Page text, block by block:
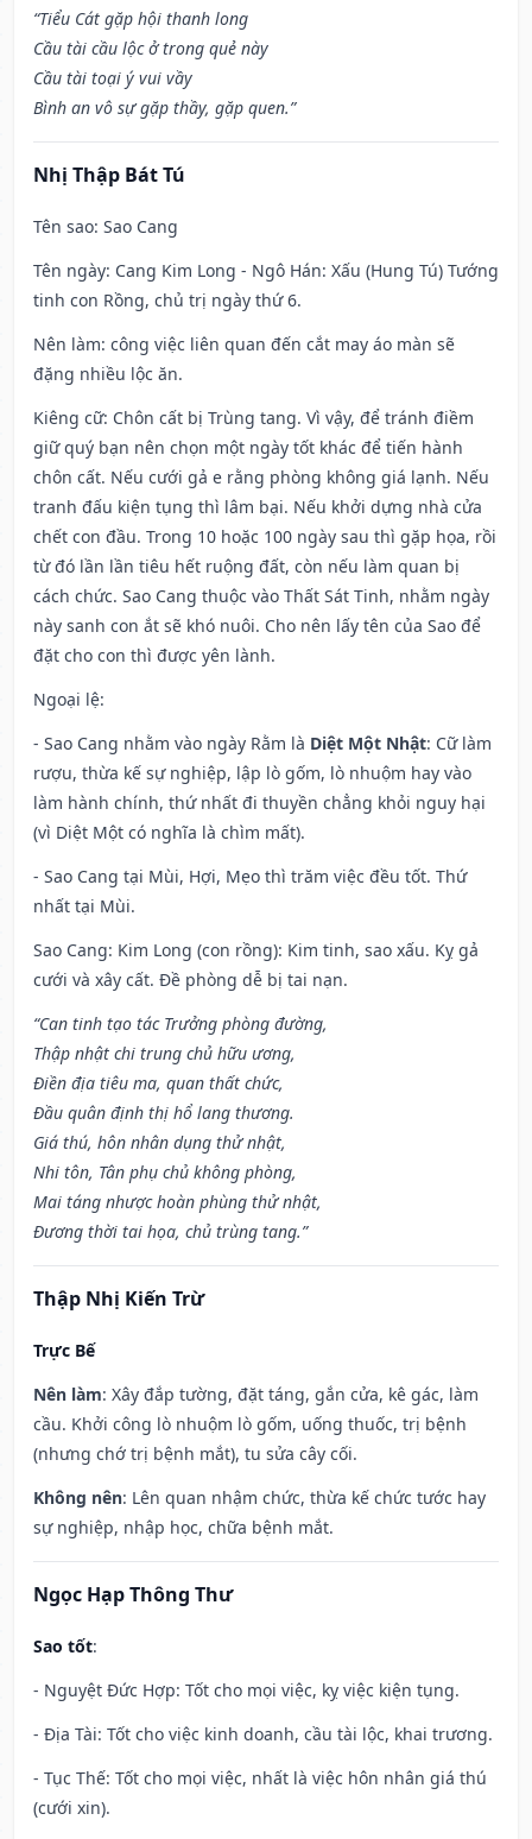
“Tiểu Cát gặp hội thanh long
Cầu tài cầu lộc ở trong quẻ này
Cầu tài toại ý vui vầy
Bình an vô sự gặp thầy, gặp quen.”
Nhị Thập Bát Tú
Tên sao: Sao Cang
Tên ngày: Cang Kim Long - Ngô Hán: Xấu (Hung Tú) Tướng
tinh con Rồng, chủ trị ngày thứ 6.
Nên làm: công việc liên quan đến cắt may áo màn sẽ
đặng nhiều lộc ăn.
Kiêng cữ: Chôn cất bị Trùng tang. Vì vậy, để tránh điềm
giữ quý bạn nên chọn một ngày tốt khác để tiến hành
chôn cất. Nếu cưới gả e rằng phòng không giá lạnh. Nếu
tranh đấu kiện tụng thì lâm bại. Nếu khởi dựng nhà cửa
chết con đầu. Trong 10 hoặc 100 ngày sau thì gặp họa, rồi
từ đó lần lần tiêu hết ruộng đất, còn nếu làm quan bị
cách chức. Sao Cang thuộc vào Thất Sát Tinh, nhằm ngày
này sanh con ắt sẽ khó nuôi. Cho nên lấy tên của Sao để
đặt cho con thì được yên lành.
Ngoại lệ:
- Sao Cang nhằm vào ngày Rằm là Diệt Một Nhật: Cữ làm
rượu, thừa kế sự nghiệp, lập lò gốm, lò nhuộm hay vào
làm hành chính, thứ nhất đi thuyền chẳng khỏi nguy hại
(vì Diệt Một có nghĩa là chìm mất).
- Sao Cang tại Mùi, Hợi, Mẹo thì trăm việc đều tốt. Thứ
nhất tại Mùi.
Sao Cang: Kim Long (con rồng): Kim tinh, sao xấu. Kỵ gả
cưới và xây cất. Đề phòng dễ bị tai nạn.
“Can tinh tạo tác Trưởng phòng đường,
Thập nhật chi trung chủ hữu ương,
Điền địa tiêu ma, quan thất chức,
Đầu quân định thị hổ lang thương.
Giá thú, hôn nhân dụng thử nhật,
Nhi tôn, Tân phụ chủ không phòng,
Mai táng nhược hoàn phùng thử nhật,
Đương thời tai họa, chủ trùng tang.”
Thập Nhị Kiến Trừ
Trực Bế
Nên làm: Xây đắp tường, đặt táng, gắn cửa, kê gác, làm
cầu. Khởi công lò nhuộm lò gốm, uống thuốc, trị bệnh
(nhưng chớ trị bệnh mắt), tu sửa cây cối.
Không nên: Lên quan nhậm chức, thừa kế chức tước hay
sự nghiệp, nhập học, chữa bệnh mắt.
Ngọc Hạp Thông Thư
Sao tốt:
- Nguyệt Đức Hợp: Tốt cho mọi việc, kỵ việc kiện tụng.
- Địa Tài: Tốt cho việc kinh doanh, cầu tài lộc, khai trương.
- Tục Thế: Tốt cho mọi việc, nhất là việc hôn nhân giá thú
(cưới xin).